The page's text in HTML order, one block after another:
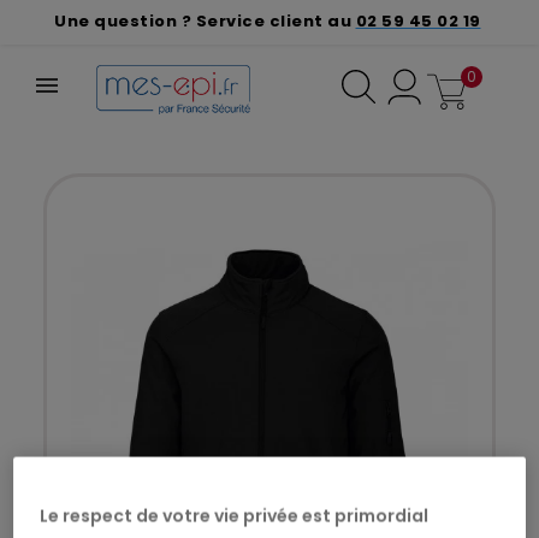
Une question ? Service client au 02 59 45 02 19
0
Le respect de votre vie privée est primordial